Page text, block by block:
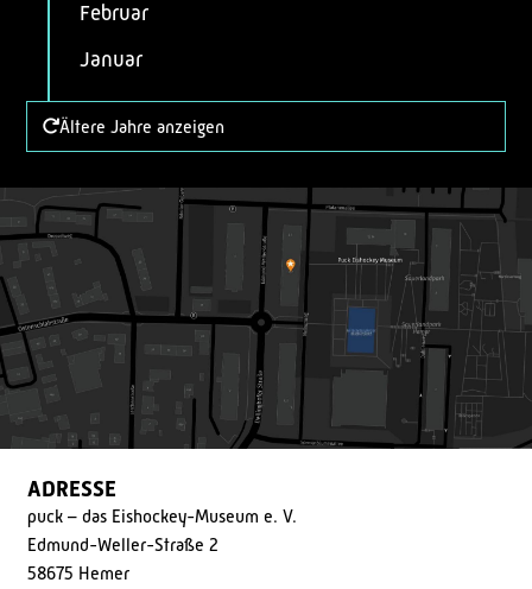
Februar
Januar
Ältere Jahre anzeigen
ADRESSE
puck – das Eishockey-Museum e. V.
Edmund-Weller-Straße 2
58675 Hemer